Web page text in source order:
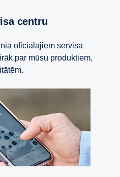
centru
oficiālajiem servisa
par mūsu produktiem,